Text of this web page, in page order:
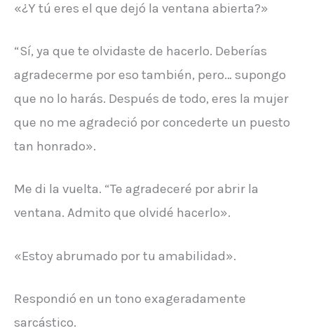
«¿Y tú eres el que dejó la ventana abierta?»
“Sí, ya que te olvidaste de hacerlo. Deberías
agradecerme por eso también, pero… supongo
que no lo harás. Después de todo, eres la mujer
que no me agradeció por concederte un puesto
tan honrado».
Me di la vuelta. “Te agradeceré por abrir la
ventana. Admito que olvidé hacerlo».
«Estoy abrumado por tu amabilidad».
Respondió en un tono exageradamente
sarcástico.